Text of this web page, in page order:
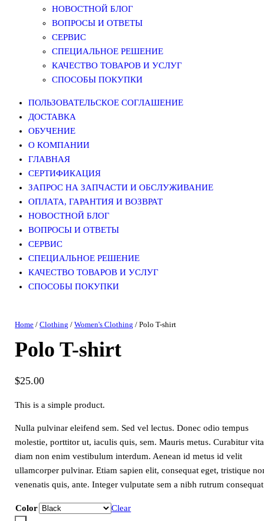
НОВОСТНОЙ БЛОГ
ВОПРОСЫ И ОТВЕТЫ
СЕРВИС
СПЕЦИАЛЬНОЕ РЕШЕНИЕ
КАЧЕСТВО ТОВАРОВ И УСЛУГ
СПОСОБЫ ПОКУПКИ
ПОЛЬЗОВАТЕЛЬСКОЕ СОГЛАШЕНИЕ
ДОСТАВКА
ОБУЧЕНИЕ
О КОМПАНИИ
ГЛАВНАЯ
СЕРТИФИКАЦИЯ
ЗАПРОС НА ЗАПЧАСТИ И ОБСЛУЖИВАНИЕ
ОПЛАТА, ГАРАНТИЯ И ВОЗВРАТ
НОВОСТНОЙ БЛОГ
ВОПРОСЫ И ОТВЕТЫ
СЕРВИС
СПЕЦИАЛЬНОЕ РЕШЕНИЕ
КАЧЕСТВО ТОВАРОВ И УСЛУГ
СПОСОБЫ ПОКУПКИ
Home /Clothing /Women's Clothing / Polo T-shirt
Polo T-shirt
$25.00
This is a simple product.
Nulla pulvinar eleifend sem. Sed vel lectus. Donec odio tempus
molestie, porttitor ut, iaculis quis, sem. Mauris metus. Curabitur
diam non enim vestibulum interdum. Aenean id metus id velit
ullamcorper pulvinar. Etiam sapien elit, consequat eget, tristique
venenatis quis, ante. Integer vulputate sem a nibh rutrum
Color Clear